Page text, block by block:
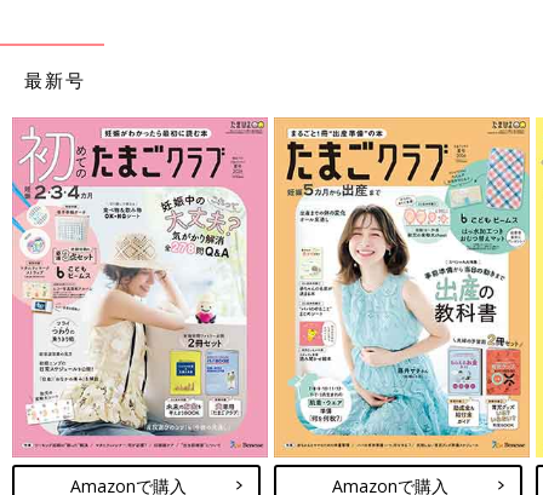
フレーク。
我が家の子どもたちも大好きで、これさえあれば、おかずが少な
くてもバクバクごはんを食べちゃうくらいです。
プルコギ
コストコの超定番商品。コストコのお肉といえばまずはコレ！甘
めのたれがしっかりついた牛肉は、フライパンで炒めるだけの簡
単調理ですぐおいしい。
ごはんのおかずに、うどんと炒めて肉うどんに、肉じゃが、春巻
き、ピザにトッピング、卵とじ、チャプチェ、などなどアレンジ
は無限！小分け冷凍をしておくと便利です。
オイコス
オイコスはコストコ以外では買えません。スーパーの価格と比べ
ると圧倒的に安い。12個入りのケース買いしかできませんが、家
族みんなで食べればあっという間になくなります。脂肪分ゼロな
最新号
Amazonで購入 Amazonで購入